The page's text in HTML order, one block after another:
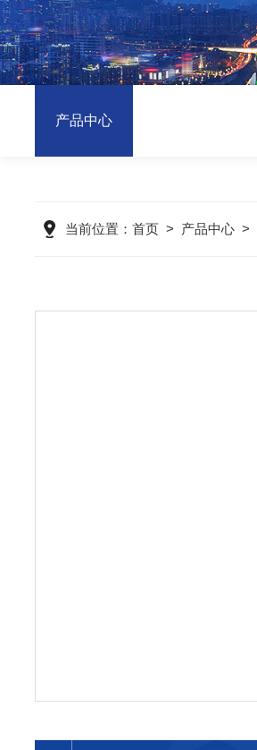
产品中心
当前位置： 首页 > 产品中心 >